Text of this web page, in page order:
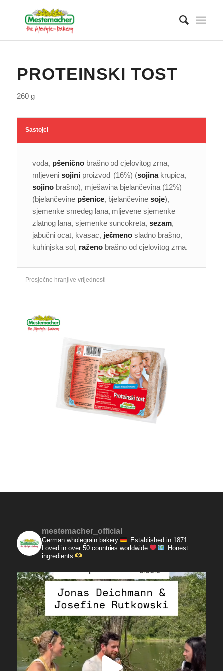
PROTEINSKI TOST
260 g
Sastojci
voda, pšeničnobrašno od cjelovitog zrna,
mljeveni sojiniproizvodi (16%) (sojinakrupica,
sojinobrašno), mješavina bjelančevina (12%)
(bjelančevine pšenice, bjelančevine soje),
sjemenke smeđeg lana, mljevene sjemenke
zlatnog lana, sjemenke suncokreta, sezam,
jabučni ocat, kvasac, ječmeno sladno brašno,
kuhinjska sol, raženobrašno od cjelovitog zrna.
Prosječne hranjive vrijednosti
mestemacher_official
German wholegrain bakery
Established in 1871.
Loved in over 50 countries worldwide
Honest
ingredients